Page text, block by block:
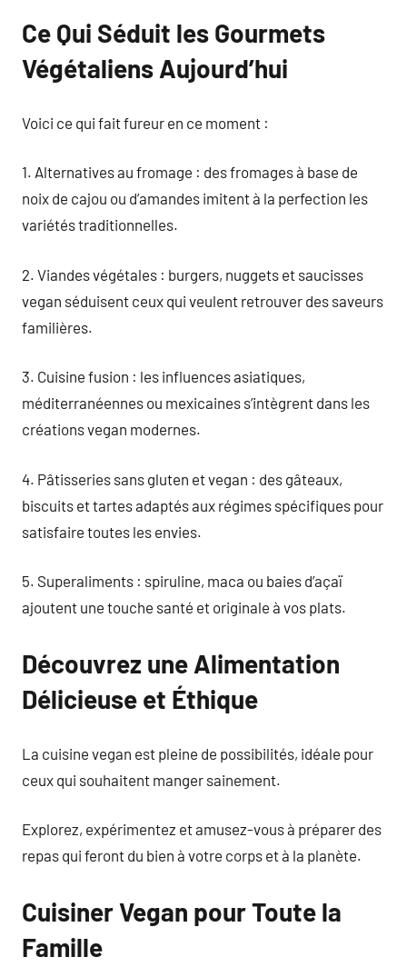
Ce Qui Séduit les Gourmets
Végétaliens Aujourd’hui
Voici ce qui fait fureur en ce moment :
1. Alternatives au fromage : des fromages à base de
noix de cajou ou d’amandes imitent à la perfection les
variétés traditionnelles.
2. Viandes végétales : burgers, nuggets et saucisses
vegan séduisent ceux qui veulent retrouver des saveurs
familières.
3. Cuisine fusion : les influences asiatiques,
méditerranéennes ou mexicaines s’intègrent dans les
créations vegan modernes.
4. Pâtisseries sans gluten et vegan : des gâteaux,
biscuits et tartes adaptés aux régimes spécifiques pour
satisfaire toutes les envies.
5. Superaliments : spiruline, maca ou baies d’açaï
ajoutent une touche santé et originale à vos plats.
Découvrez une Alimentation
Délicieuse et Éthique
La cuisine vegan est pleine de possibilités, idéale pour
ceux qui souhaitent manger sainement.
Explorez, expérimentez et amusez-vous à préparer des
repas qui feront du bien à votre corps et à la planète.
Cuisiner Vegan pour Toute la
Famille